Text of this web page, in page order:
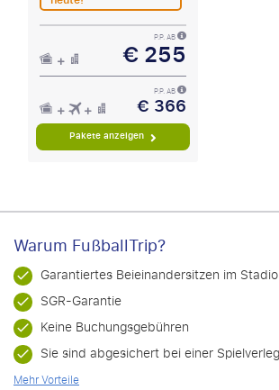
P.P. AB
€ 255
P.P. AB
€ 366
Pakete anzeigen
Warum FußballTrip?
Garantiertes Beieinandersitzen im
SGR-Garantie
Keine Buchungsgebühren
Sie sind abgesichert bei einer
Mehr Vorteile